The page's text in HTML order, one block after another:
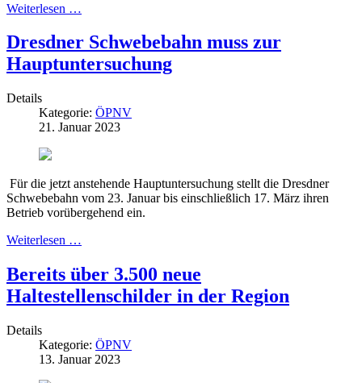
Weiterlesen …
Dresdner Schwebebahn muss zur
Hauptuntersuchung
Details
Kategorie: ÖPNV
21. Januar 2023
Für die jetzt anstehende Hauptuntersuchung stellt die Dresdner
Schwebebahn vom 23. Januar bis einschließlich 17. März ihren
Betrieb vorübergehend ein.
Weiterlesen …
Bereits über 3.500 neue
Haltestellenschilder in der Region
Details
Kategorie: ÖPNV
13. Januar 2023